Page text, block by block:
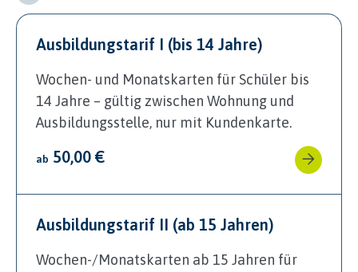
Ausbildungstarif I (bis 14 Jahre)
Wochen- und Monatskarten für Schüler bis
14 Jahre – gültig zwischen Wohnung und
Ausbildungsstelle, nur mit Kundenkarte.
ab 50,00 €
Ausbildungstarif II (ab 15 Jahren)
Wochen-/Monatskarten ab 15 Jahren für